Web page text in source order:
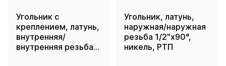
Угольник с
креплением, латунь,
внутренняя/
внутренняя резьба
Угольник, латунь,
наружная/наружная
резьба 1/2"х90°,
никель, РТП